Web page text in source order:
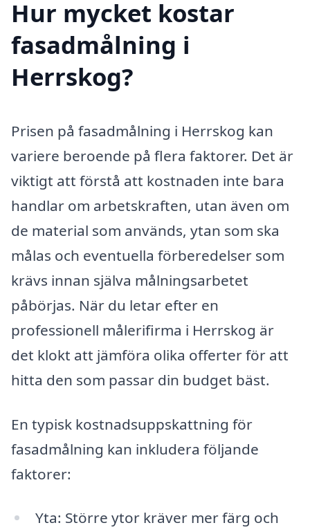
Hur mycket kostar
fasadmålning i
Herrskog?
Prisen på fasadmålning i Herrskog kan
variere beroende på flera faktorer. Det är
viktigt att förstå att kostnaden inte bara
handlar om arbetskraften, utan även om
de material som används, ytan som ska
målas och eventuella förberedelser som
krävs innan själva målningsarbetet
påbörjas. När du letar efter en
professionell målerifirma i Herrskog är
det klokt att jämföra olika offerter för att
hitta den som passar din budget bäst.
En typisk kostnadsuppskattning för
fasadmålning kan inkludera följande
faktorer:
Yta: Större ytor kräver mer färg och